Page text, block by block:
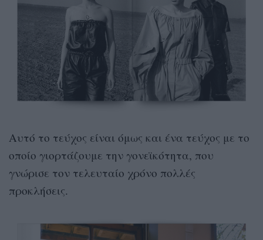
Αυτό το τεύχος είναι όμως και ένα τεύχος με το
οποίο γιορτάζουμε την γονεϊκότητα, που
γνώρισε τον τελευταίο χρόνο πολλές
προκλήσεις.